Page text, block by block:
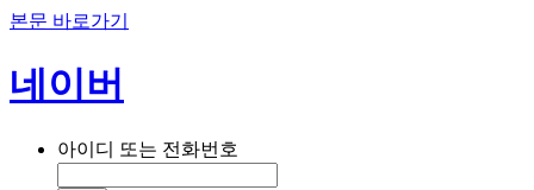
본문 바로가기
네이버
아이디 또는 전화번호